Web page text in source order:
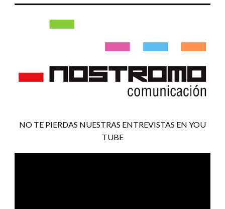
NO TE PIERDAS NUESTRAS ENTREVISTAS EN YOU
TUBE